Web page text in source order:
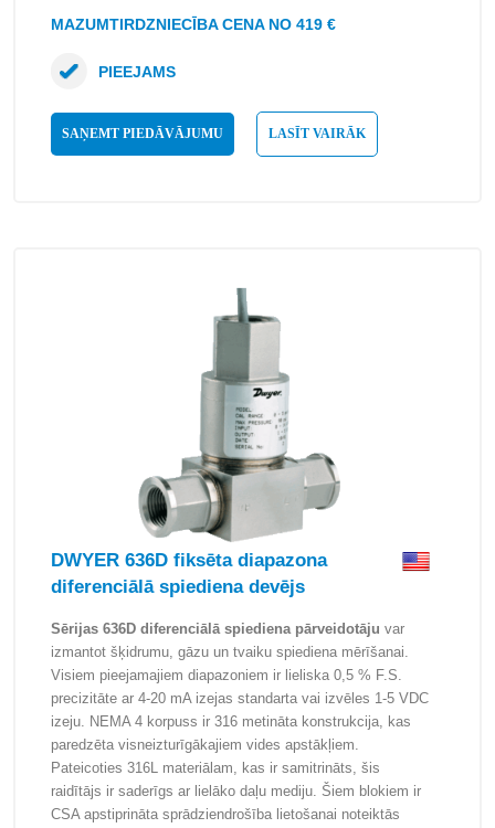
MAZUMTIRDZNIECĪBA CENA NO 419 €
SAŅEMT PIEDĀVĀJUMU LASĪT VAIRĀK
PIEEJAMS
DWYER 636D fiksēta diapazona
diferenciālā spiediena devējs
Sērijas 636D diferenciālā spiediena pārveidotāju var
izmantot šķidrumu, gāzu un tvaiku spiediena mērīšanai.
Visiem pieejamajiem diapazoniem ir lieliska 0,5 % F.S.
precizitāte ar 4-20 mA izejas standarta vai izvēles 1-5 VDC
izeju. NEMA 4 korpuss ir 316 metināta konstrukcija, kas
paredzēta visneizturīgākajiem vides apstākļiem.
Pateicoties 316L materiālam, kas ir samitrināts, šis
raidītājs ir saderīgs ar lielāko daļu mediju. Šiem blokiem ir
CSA apstiprināta sprādziendrošība lietošanai noteiktās